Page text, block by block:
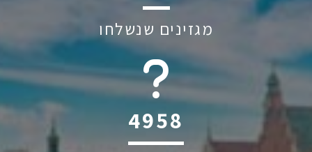
מגזינים שנשלחו
6045